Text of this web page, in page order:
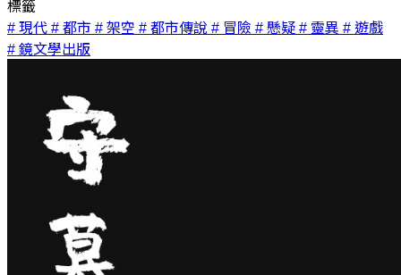
標籤
# 現代 # 都市 # 架空 # 都市傳說 # 冒險 # 懸疑 # 靈異 # 遊戲
# 鏡文學出版